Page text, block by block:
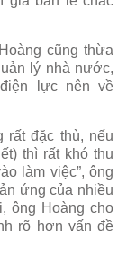
cũng thừa
lý nhà nước,
lực nên về
rất đặc thù, nếu
thì rất khó thu
làm việc”, ông
ứng của nhiều
ông Hoàng cho
rõ hơn vấn đề